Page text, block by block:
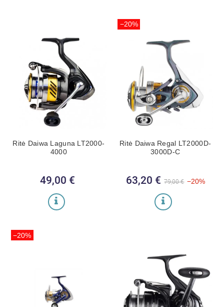
Ritė Daiwa Laguna LT2000-
4000
Kaina
49,00 €
−20%
Ritė Daiwa Regal LT2000D-
3000D-C
Bazinė kaina
79,00 € −20%
63,20 €
−20%